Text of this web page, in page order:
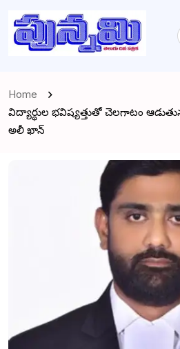
Home
విద్యార్థుల భవిష్యత్తుతో చెలగాటం
అలీ ఖాన్